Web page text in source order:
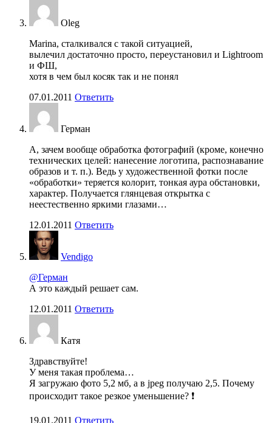
Oleg
Marina, сталкивался с такой ситуацией,
вылечил достаточно просто, переустановил и Lightroom
и ФШ,
хотя в чем был косяк так и не понял
07.01.2011 Ответить
Герман
А, зачем вообще обработка фотографий (кроме, конечно
технических целей: нанесение логотипа, распознавание
образов и т. п.). Ведь у художественной фотки после
«обработки» теряется колорит, тонкая аура обстановки,
характер. Получается глянцевая открытка с
неестественно яркими глазами…
12.01.2011 Ответить
Vendigo
@Герман
А это каждый решает сам.
12.01.2011 Ответить
Катя
Здравствуйте!
У меня такая проблема…
Я загружаю фото 5,2 мб, а в jpeg получаю 2,5. Почему
происходит такое резкое уменьшение? ❗
19.01.2011 Ответить